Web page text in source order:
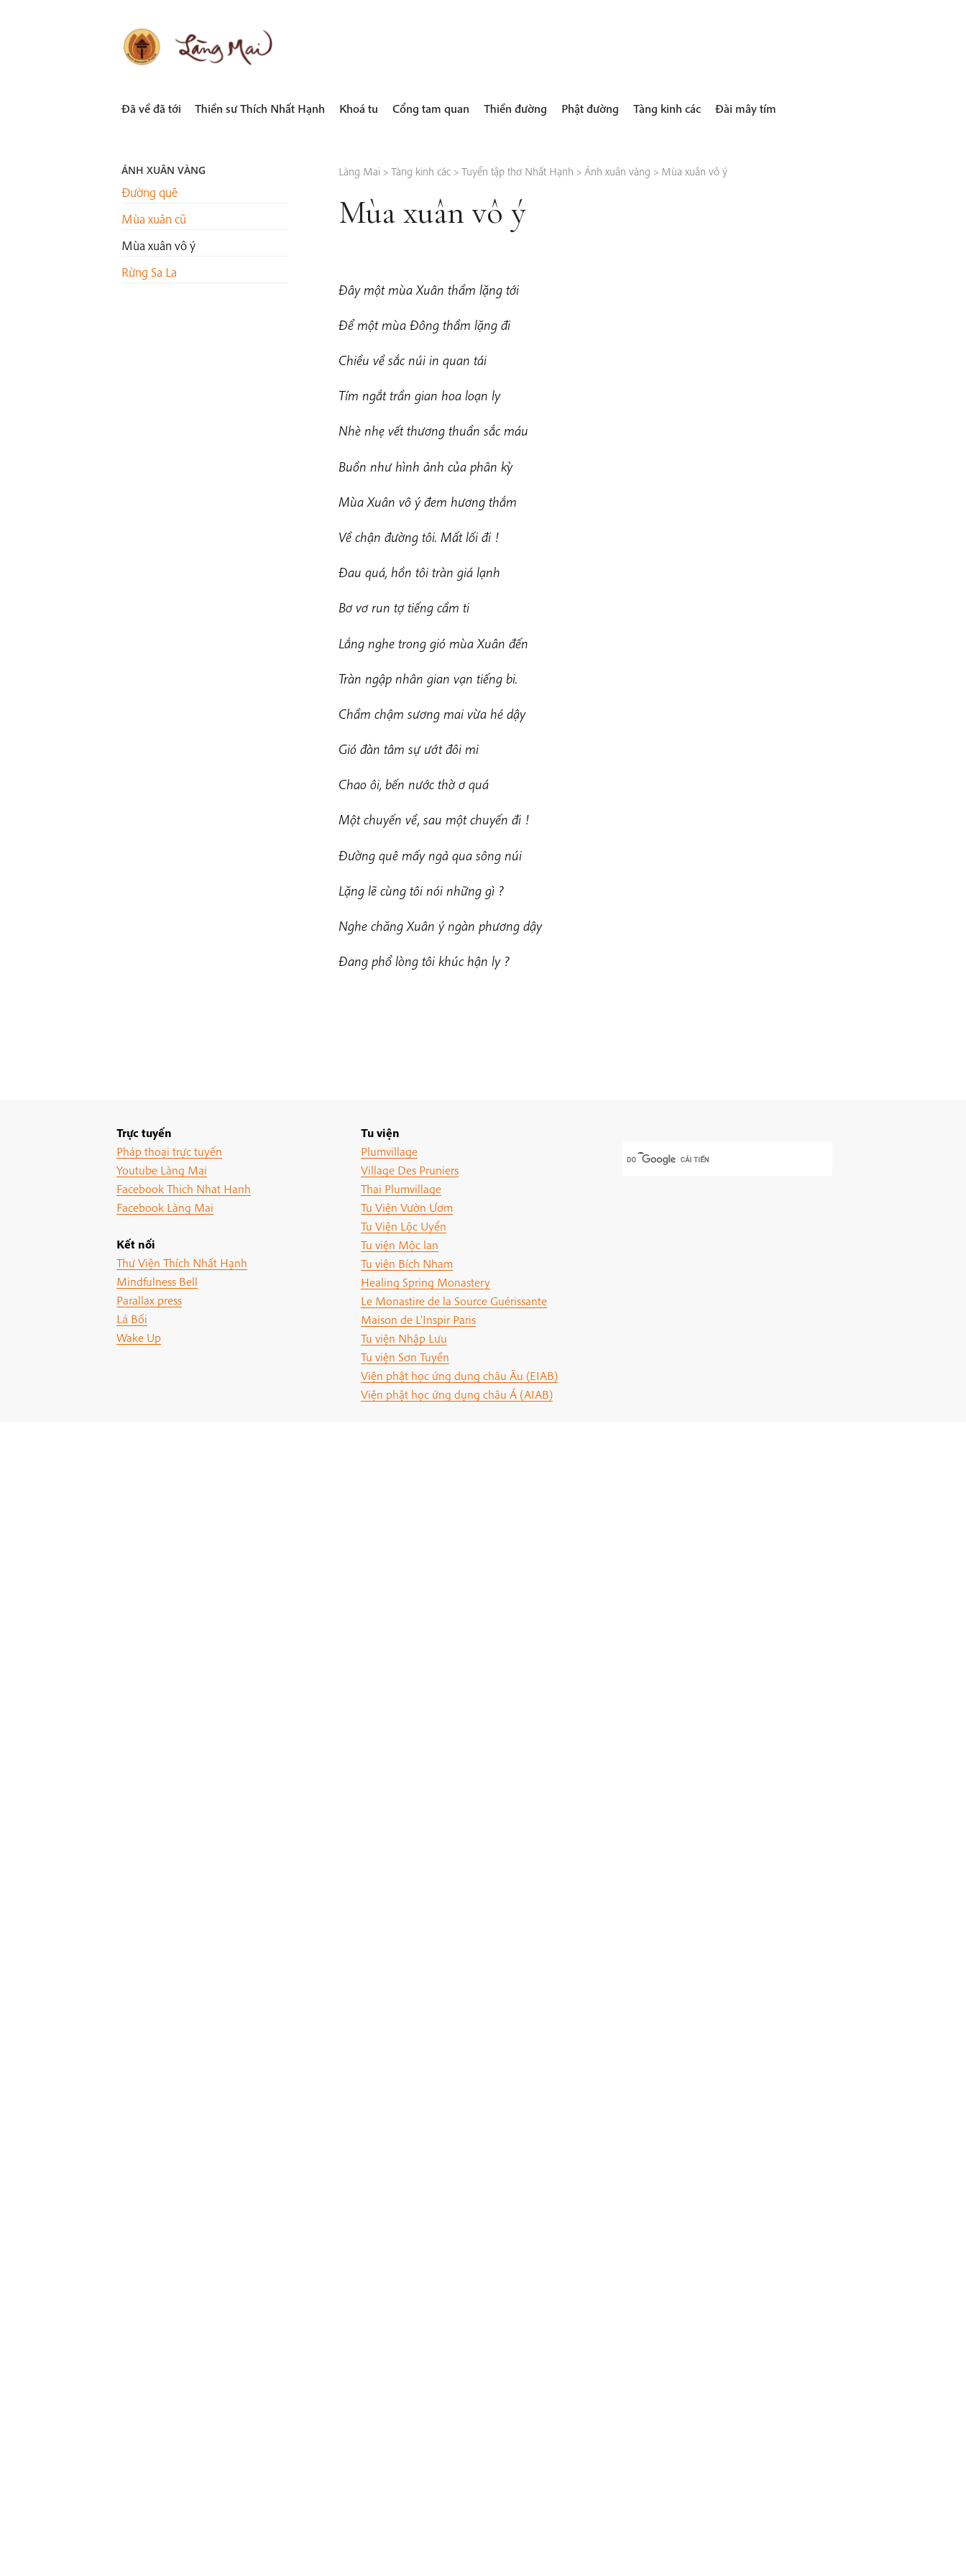
LÀNG MAI
Đã về đã tới Thiền sư Thích Nhất Hạnh Khoá tu Cổng tam quan Thiền đường Phật đường Tàng kinh các Đài mây tím
ÁNH XUÂN VÀNG
Đường quê
Mùa xuân cũ
Mùa xuân vô ý
Rừng Sa La
Làng Mai> Tàng kinh các> Tuyển tập thơ Nhất Hạnh > Ánh xuân vàng > Mùa xuân vô ý
Mùa xuân vô ý
Đây một mùa Xuân thầm lặng tới
Để một mùa Đông thầm lặng đi
Chiều về sắc núi in quan tái
Tím ngắt trần gian hoa loạn ly
Nhè nhẹ vết thương thuần sắc máu
Buồn như hình ảnh của phân kỳ
Mùa Xuân vô ý đem hương thắm
Về chận đường tôi. Mất lối đi !
Đau quá, hồn tôi tràn giá lạnh
Bơ vơ run tợ tiếng cầm ti
Lắng nghe trong gió mùa Xuân đến
Tràn ngập nhân gian vạn tiếng bi.
Chầm chậm sương mai vừa hé dậy
Gió đàn tâm sự ướt đôi mi
Chao ôi, bến nước thờ ơ quá
Một chuyến về, sau một chuyến đi !
Đường quê mấy ngả qua sông núi
Lặng lẽ cùng tôi nói những gì ?
Nghe chăng Xuân ý ngàn phương dậy
Đang phổ lòng tôi khúc hận ly ?
Trực tuyến
Pháp thoại trực tuyến
Youtube Làng Mai
Facebook Thich Nhat Hanh
Facebook Làng Mai
Kết nối
Thư Viện Thích Nhất Hạnh
Mindfulness Bell
Parallax press
Lá Bối
Wake Up
Tu viện
Plumvillage
Village Des Pruniers
Thai Plumvillage
Tu Viện Vườn Ươm
Tu Viện Lộc Uyển
Tu viện Mộc lan
Tu viện Bích Nham
Healing Spring Monastery
Le Monastire de la Source Guérissante
Maison de L'Inspir Paris
Tu viện Nhập Lưu
Tu viện Sơn Tuyền
Viện phật học ứng dụng châu Âu (EIAB)
Viện phật học ứng dụng châu Á (AIAB)